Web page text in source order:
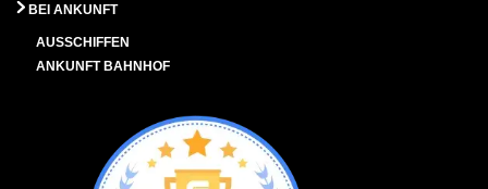
BEI ANKUNFT
AUSSCHIFFEN
ANKUNFT BAHNHOF